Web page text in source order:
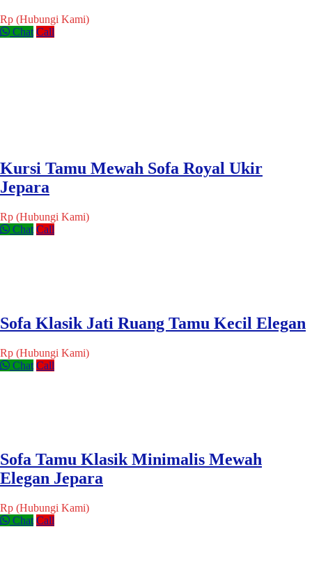
Rp (Hubungi Kami)
Chat Call
Kursi Tamu Mewah Sofa Royal Ukir
Jepara
Rp (Hubungi Kami)
Chat Call
Sofa Klasik Jati Ruang Tamu Kecil Elegan
Rp (Hubungi Kami)
Chat Call
Sofa Tamu Klasik Minimalis Mewah
Elegan Jepara
Rp (Hubungi Kami)
Chat Call